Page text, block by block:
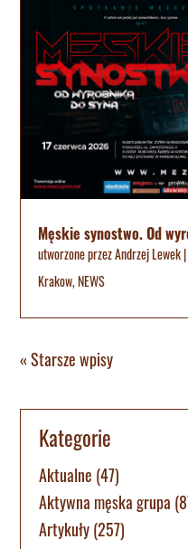
Męskie synostwo. Od
utworzone przezAndrzej Lewek
Krakow,NEWS
« Starsze wpisy
Kategorie
Aktualne (47)
Aktywna męska grupa
Artykuły(257)